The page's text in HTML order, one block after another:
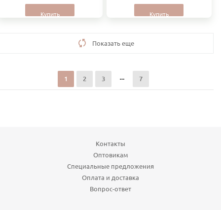
Купить Купить
Показать еще
1 2 3 7
Контакты
Оптовикам
Специальные предложения
Оплата и доставка
Вопрос-ответ